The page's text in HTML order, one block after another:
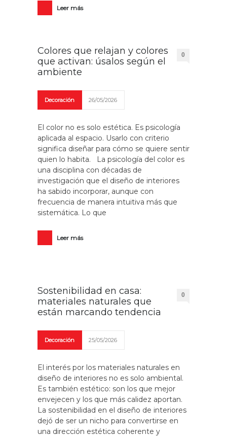
Leer más
Colores que relajan y colores
que activan: úsalos según el
ambiente
0
Decoración 26/05/2026
El color no es solo estética. Es psicología
aplicada al espacio. Usarlo con criterio
significa diseñar para cómo se quiere sentir
quien lo habita. La psicología del color es
una disciplina con décadas de
investigación que el diseño de interiores
ha sabido incorporar, aunque con
frecuencia de manera intuitiva más que
sistemática. Lo que
Leer más
Sostenibilidad en casa:
materiales naturales que
están marcando tendencia
0
Decoración 25/05/2026
El interés por los materiales naturales en
diseño de interiores no es solo ambiental.
Es también estético: son los que mejor
envejecen y los que más calidez aportan.
La sostenibilidad en el diseño de interiores
dejó de ser un nicho para convertirse en
una dirección estética coherente y